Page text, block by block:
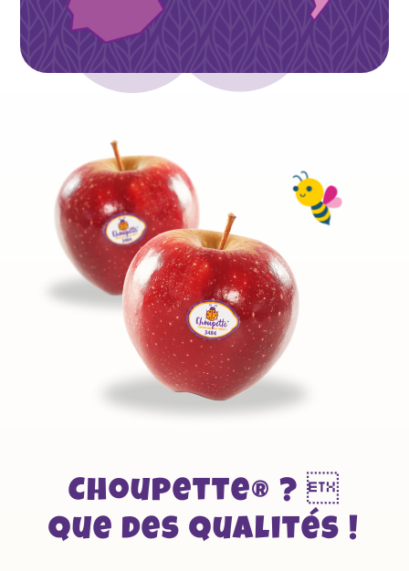
Choupette® ? 
Que des qualités !